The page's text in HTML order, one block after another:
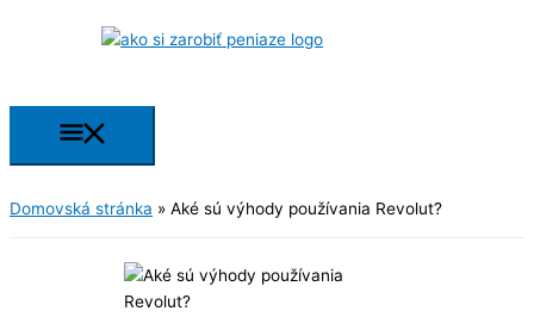
Hlavné
Domovská stránka » Aké sú výhody používania Revolut?